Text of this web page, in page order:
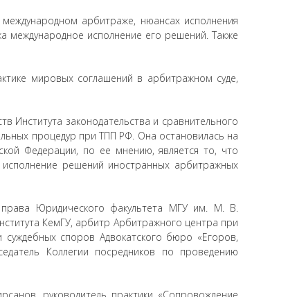
арбитраже, нюансах исполнения
исполнение его решений. Также
мировых соглашений в арбитражном суде,
Института законодательства и сравнительного
процедур при ТПП РФ. Она остановилась на
Федерации, по ее мнению, является то, что
исполнение решений иностранных арбитражных
права Юридического факультета МГУ им. М. В.
КемГУ, арбитр Арбитражного центра при
споров Адвокатского бюро «Егоров,
Коллегии посредников по проведению